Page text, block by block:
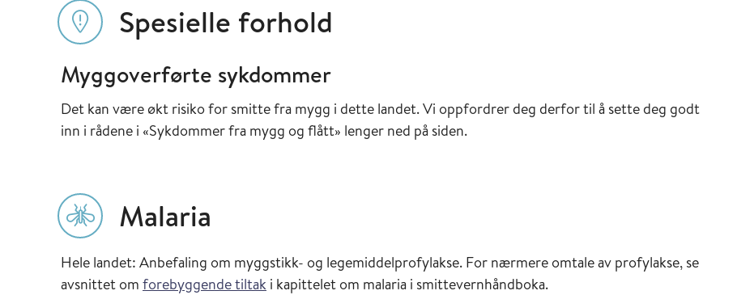
Spesielle forhold
Myggoverførte sykdommer
Det kan være økt risiko for smitte fra mygg i dette landet. Vi oppfordrer deg derfor til å sette deg godt
inn i rådene i «Sykdommer fra mygg og flått» lenger ned på siden.
Malaria
Hele landet: Anbefaling om myggstikk- og legemiddelprofylakse. For nærmere omtale av profylakse, se
avsnittet om forebyggende tiltak i kapittelet om malaria i smittevernhåndboka.